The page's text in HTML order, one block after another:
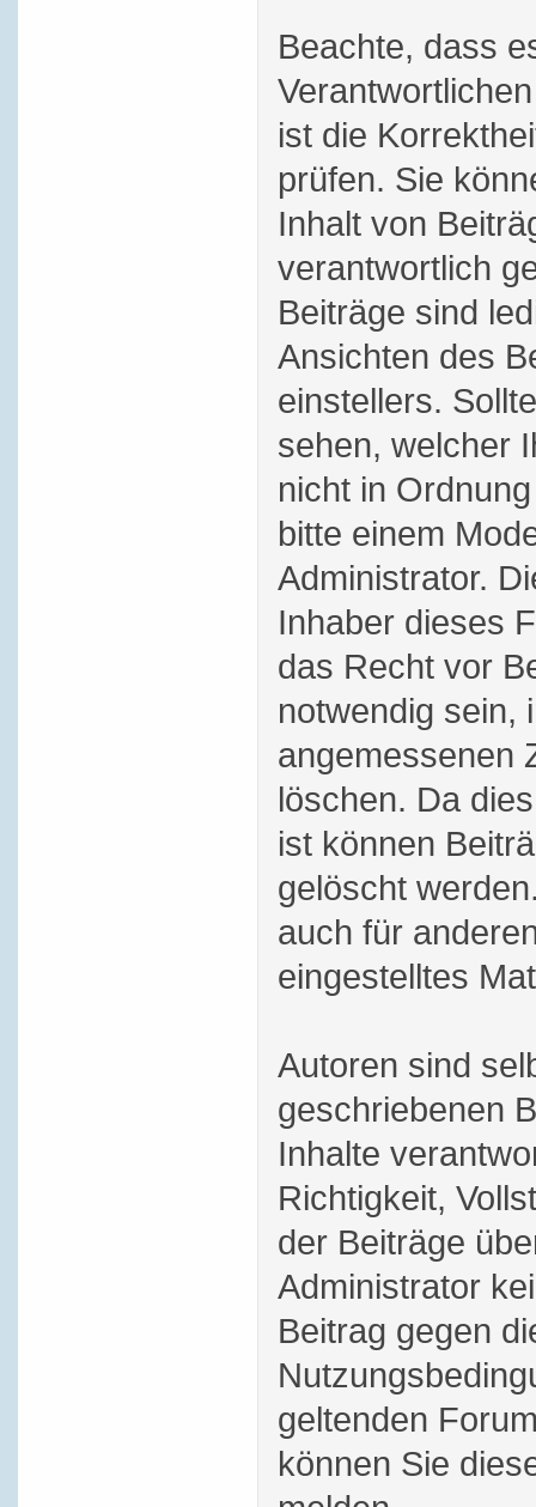
Beachte, dass
ist die
prüfen. Sie
Inhalt von
verantwortlich
Beiträge sind
Ansichten des
einstellers.
sehen, welcher
nicht in
bitte einem
Administrator.
Inhaber dieses
das Recht vor
notwendig sein,
angemessenen
löschen. Da
ist können
gelöscht
auch für
eingestelltes
Autoren sind
geschriebenen
Inhalte
Richtigkeit,
der Beiträge
Administrator
Beitrag gegen
geltenden
können Sie